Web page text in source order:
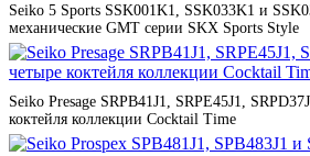
Seiko 5 Sports SSK001K1, SSK033K1 и
механические GMT серии SKX Sports Style
Seiko Presage SRPB41J1, SRPE45J1,
коктейля коллекции Cocktail Time